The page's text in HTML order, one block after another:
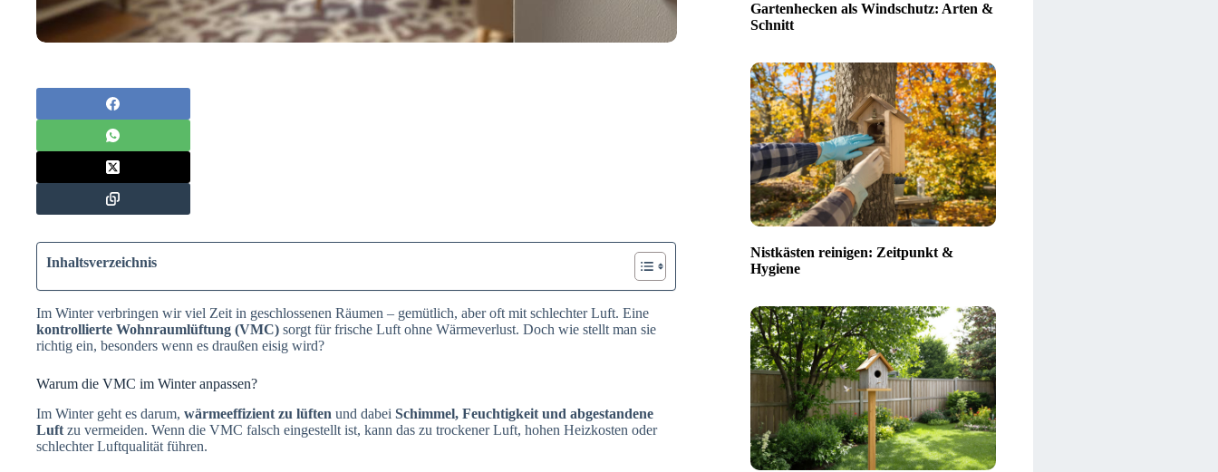
Inhaltsverzeichnis
Im Winter verbringen wir viel Zeit in geschlossenen Räumen – gemütlich, aber oft mit schlechter Luft. Eine
kontrollierte Wohnraumlüftung (VMC) sorgt für frische Luft ohne Wärmeverlust. Doch wie stellt man sie
richtig ein, besonders wenn es draußen eisig wird?
Warum die VMC im Winter anpassen?
Im Winter geht es darum, wärmeeffizient zu lüften und dabei Schimmel, Feuchtigkeit und abgestandene
Luft zu vermeiden. Wenn die VMC falsch eingestellt ist, kann das zu trockener Luft, hohen Heizkosten oder
schlechter Luftqualität führen.
Gartenhecken als Windschutz: Arten &
Schnitt
Nistkästen reinigen: Zeitpunkt &
Hygiene